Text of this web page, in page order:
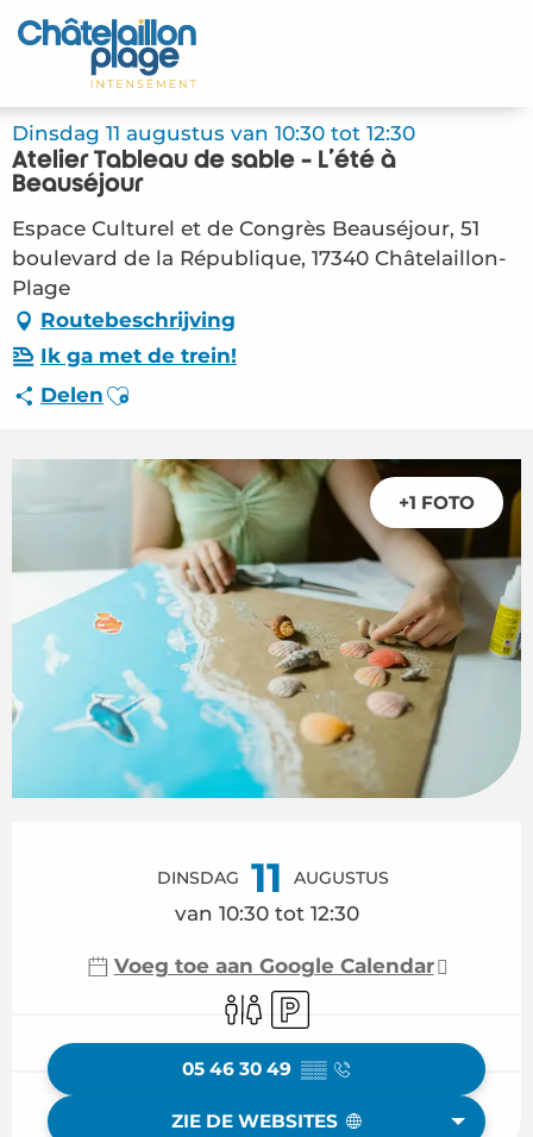
Aller
au
principal
Home – NL
Ontdek
Activiteiten
Leven
Afspraken
Uw verblijf - NL
FMA – Atelier Tableau de sable – L’été à
Dinsdag 11 augustus van 10:30 tot 12:30
Atelier Tableau de sable - L'été à
Beauséjour
Espace Culturel et de Congrès Beauséjour, 51
boulevard de la République, 17340 Châtelaillon-
Plage
Routebeschrijving
Ik ga met de trein!
Delen Ajouter aux favoris
+1 FOTO
DINSDAG 11 AUGUSTUS
van 10:30 tot 12:30
Voeg toe aan Google Calendar
ToilettenParkeerplaats
05 46 30 49 ▒▒
ZIE DE WEBSITES